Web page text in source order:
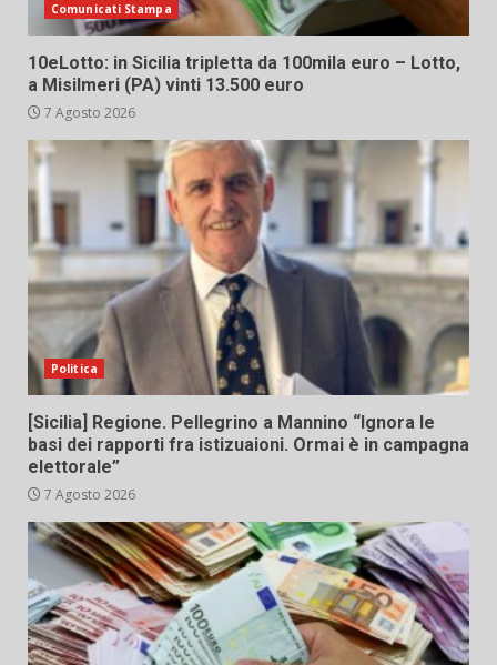
Comunicati Stampa
10eLotto: in Sicilia tripletta da 100mila euro – Lotto,
a Misilmeri (PA) vinti 13.500 euro
7 Agosto 2026
Politica
[Sicilia] Regione. Pellegrino a Mannino “Ignora le
basi dei rapporti fra istizuaioni. Ormai è in campagna
elettorale”
7 Agosto 2026